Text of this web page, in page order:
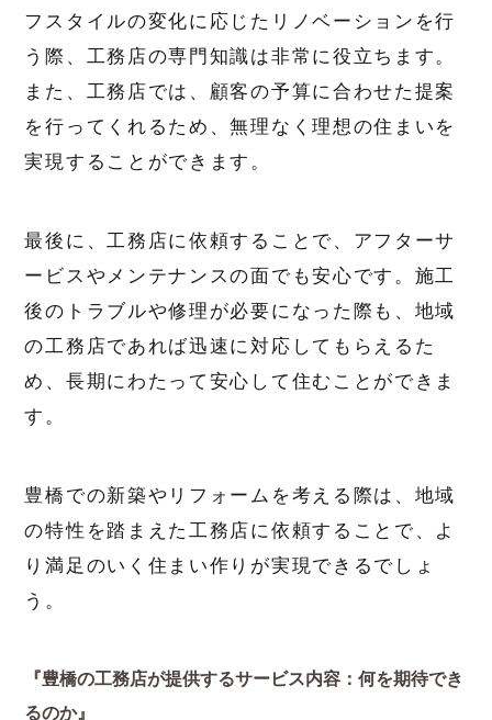
フスタイルの変化に応じたリノベーションを行
う際、工務店の専門知識は非常に役立ちます。
また、工務店では、顧客の予算に合わせた提案
を行ってくれるため、無理なく理想の住まいを
実現することができます。
最後に、工務店に依頼することで、アフターサ
ービスやメンテナンスの面でも安心です。施工
後のトラブルや修理が必要になった際も、地域
の工務店であれば迅速に対応してもらえるた
め、長期にわたって安心して住むことができま
す。
豊橋での新築やリフォームを考える際は、地域
の特性を踏まえた工務店に依頼することで、よ
り満足のいく住まい作りが実現できるでしょ
う。
『豊橋の工務店が提供するサービス内容：何を期待でき
るのか』